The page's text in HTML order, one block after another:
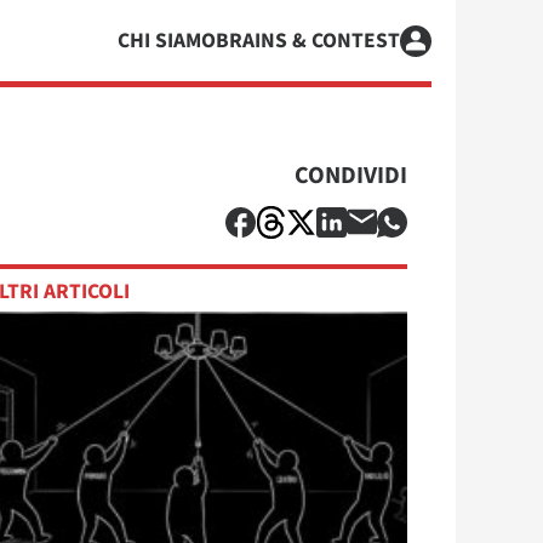
CHI SIAMOBRAINS & CONTEST
CONDIVIDI
ARTICOLI